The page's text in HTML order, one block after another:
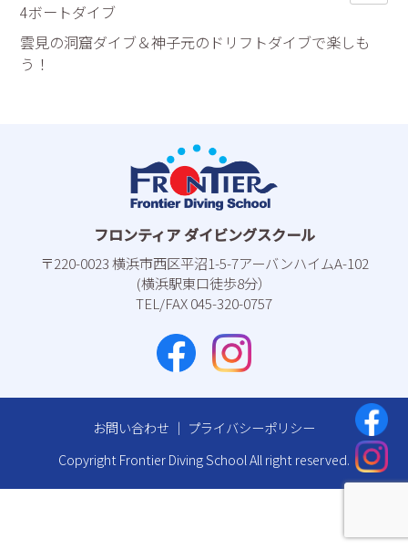
4ボートダイブ
雲見の洞窟ダイブ＆神子元のドリフトダイブで楽しも
う！
フロンティア ダイビングスクール
〒220-0023 横浜市⻄区平沼1-5-7アーバンハイムA-102
(横浜駅東⼝徒歩8分）
TEL/FAX 045-320-0757
お問い合わせ ｜ プライバシーポリシー
Copyright Frontier Diving School All right reserved.